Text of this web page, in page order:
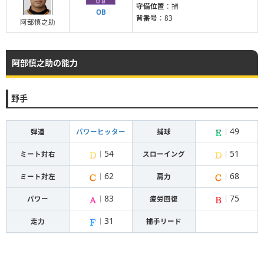
阿部慎之助
OB
守備位置 ：捕
背番号 ：83
阿部慎之助の能力
野手
弾道 パワーヒッター 捕球 49
ミート対右 54 スローイング 51
ミート対左 62 肩力 68
パワー 83 疲労回復 75
走力 31 捕手リード